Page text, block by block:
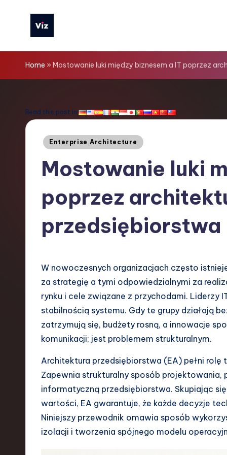
V
iz
o
Home » Mostowanie luki między biznesem a IT poprzez
Read this post in:
Posted
Enterprise Architecture
Mostowanie luki
poprzez
przedsiębiorstwa
W nowoczesnych organizacjach często
za strategię a tymi odpowiedzialnymi za
rynku i cele związane z przychodami. Liderzy
stabilnością systemu. Gdy te grupy działają
zatrzymują się, budżety rosną, a innowacje
komunikacji; jest problemem strukturalnym.
Architektura przedsiębiorstwa (EA) pełni rolę
Zapewnia strukturalny sposób
informatyczną przedsiębiorstwa. Skupiając
wartości, EA gwarantuje, że każde decyzje
Niniejszy przewodnik omawia sposób
izolacji i tworzenia spójnego modelu